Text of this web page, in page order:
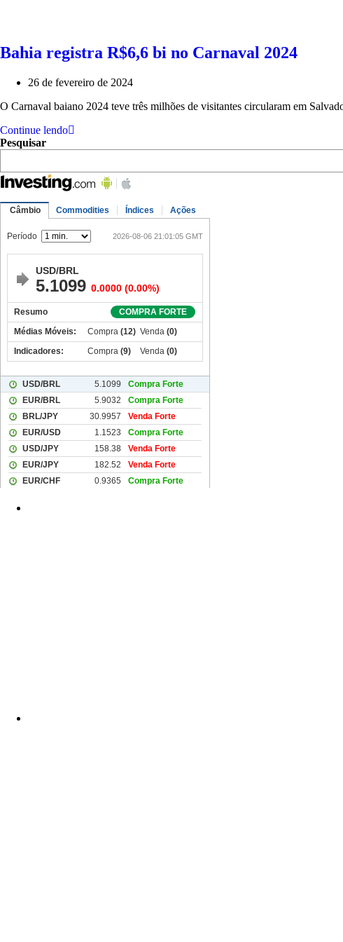
Bahia registra R$6,6 bi no Carnaval 2024
26 de fevereiro de 2024
O Carnaval baiano 2024 teve três milhões de visitantes circularam em
Continue lendo
Pesquisar